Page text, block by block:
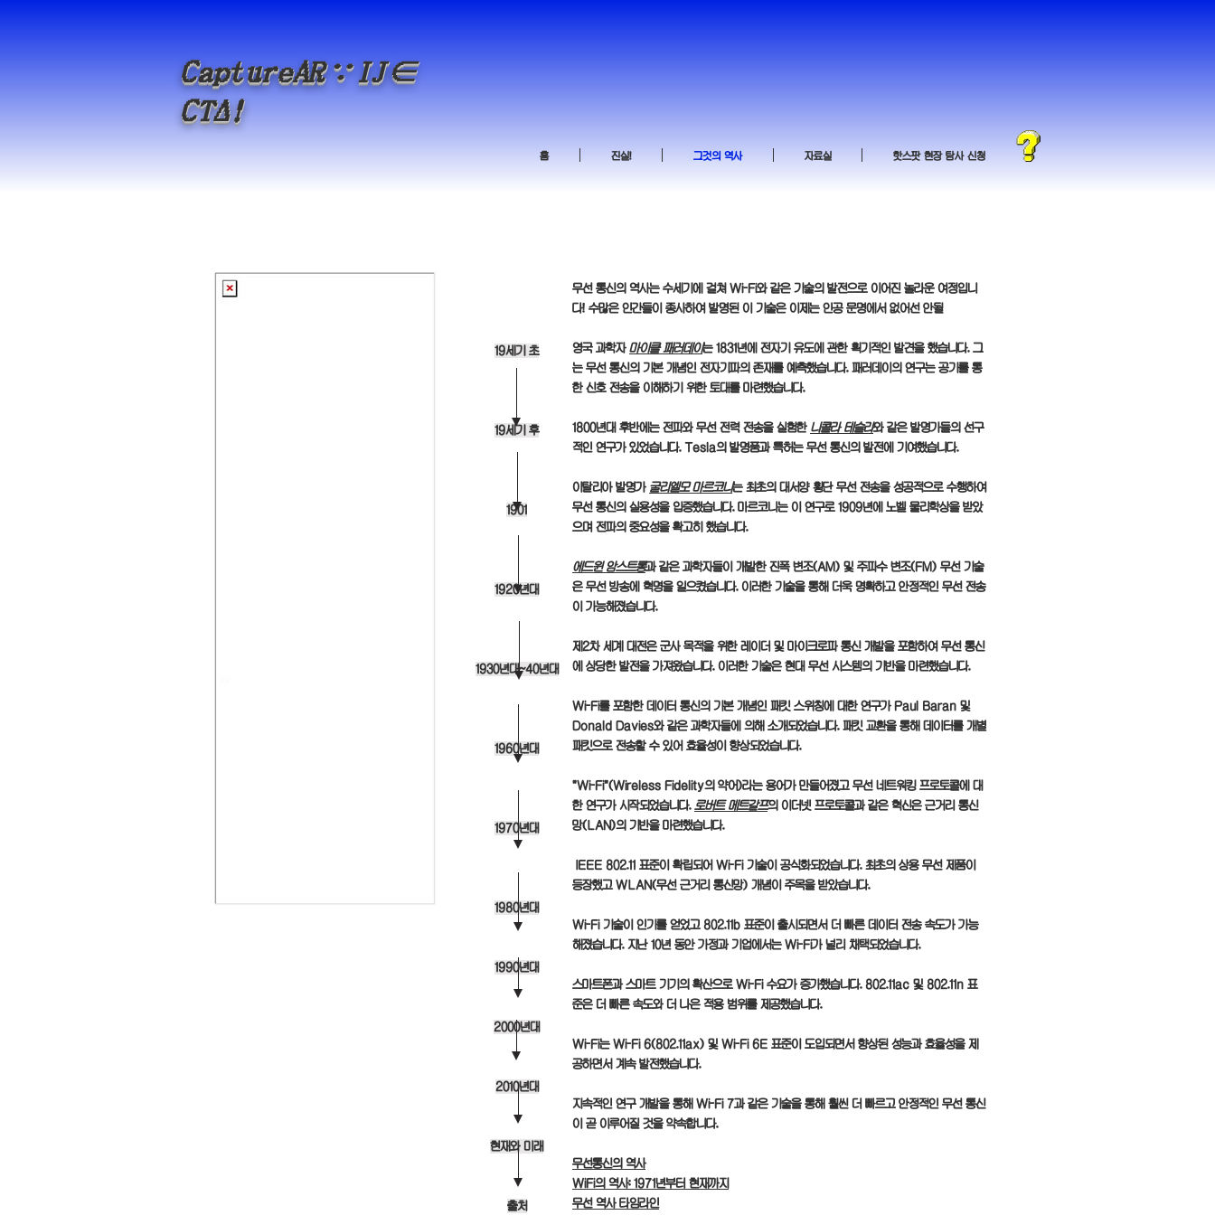
CaptureAR∵IJ∈
CTΔ!
홈 진실! 그것의 역사 자료실 핫스팟 현장 탐사 신청
19세기 초
19세기 후
1901
1920년대
1930년대~40년대
1960년대
1970년대
1980년대
1990년대
2000년대
2010년대
현재와 미래
출처​
무선 통신의 역사는 수세기에 걸쳐 Wi-Fi와 같은 기술의 발전으로 이어진 놀라운 여정입니
다! 수많은 인간들이 종사하여 발명된 이 기술은 이제는 인공 문명에서 없어선 안될
영국 과학자 마이클 패러데이는 1831년에 전자기 유도에 관한 획기적인 발견을 했습니다. 그
는 무선 통신의 기본 개념인 전자기파의 존재를 예측했습니다. 패러데이의 연구는 공기를 통
한 신호 전송을 이해하기 위한 토대를 마련했습니다.
1800년대 후반에는 전파와 무선 전력 전송을 실험한 니콜라 테슬라와 같은 발명가들의 선구
적인 연구가 있었습니다. Tesla의 발명품과 특허는 무선 통신의 발전에 기여했습니다.
이탈리아 발명가 굴리엘모 마르코니는 최초의 대서양 횡단 무선 전송을 성공적으로 수행하여
무선 통신의 실용성을 입증했습니다. 마르코니는 이 연구로 1909년에 노벨 물리학상을 받았
으며 전파의 중요성을 확고히 했습니다.
에드윈 암스트롱과 같은 과학자들이 개발한 진폭 변조(AM) 및 주파수 변조(FM) 무선 기술
은 무선 방송에 혁명을 일으켰습니다. 이러한 기술을 통해 더욱 명확하고 안정적인 무선 전송
이 가능해졌습니다.
제2차 세계 대전은 군사 목적을 위한 레이더 및 마이크로파 통신 개발을 포함하여 무선 통신
에 상당한 발전을 가져왔습니다. 이러한 기술은 현대 무선 시스템의 기반을 마련했습니다.
Wi-Fi를 포함한 데이터 통신의 기본 개념인 패킷 스위칭에 대한 연구가 Paul Baran 및
Donald Davies와 같은 과학자들에 의해 소개되었습니다. 패킷 교환을 통해 데이터를 개별
패킷으로 전송할 수 있어 효율성이 향상되었습니다.
"Wi-Fi"(Wireless Fidelity의 약어)라는 용어가 만들어졌고 무선 네트워킹 프로토콜에 대
한 연구가 시작되었습니다.로버트 메트갈프의 이더넷 프로토콜과 같은 혁신은 근거리 통신
망(LAN)의 기반을 마련했습니다.
IEEE 802.11 표준이 확립되어 Wi-Fi 기술이 공식화되었습니다. 최초의 상용 무선 제품이
등장했고 WLAN(무선 근거리 통신망) 개념이 주목을 받았습니다.
Wi-Fi 기술이 인기를 얻었고 802.11b 표준이 출시되면서 더 빠른 데이터 전송 속도가 가능
해졌습니다. 지난 10년 동안 가정과 기업에서는 Wi-Fi가 널리 채택되었습니다.
스마트폰과 스마트 기기의 확산으로 Wi-Fi 수요가 증가했습니다. 802.11ac 및 802.11n 표
준은 더 빠른 속도와 더 나은 적용 범위를 제공했습니다.
Wi-Fi는 Wi-Fi 6(802.11ax) 및 Wi-Fi 6E 표준이 도입되면서 향상된 성능과 효율성을 제
공하면서 계속 발전했습니다.
지속적인 연구 개발을 통해 Wi-Fi 7과 같은 기술을 통해 훨씬 더 빠르고 안정적인 무선 통신
이 곧 이루어질 것을 약속합니다.
무선통신의 역사
WiFi의 역사: 1971년부터 현재까지
무선 역사 타임라인